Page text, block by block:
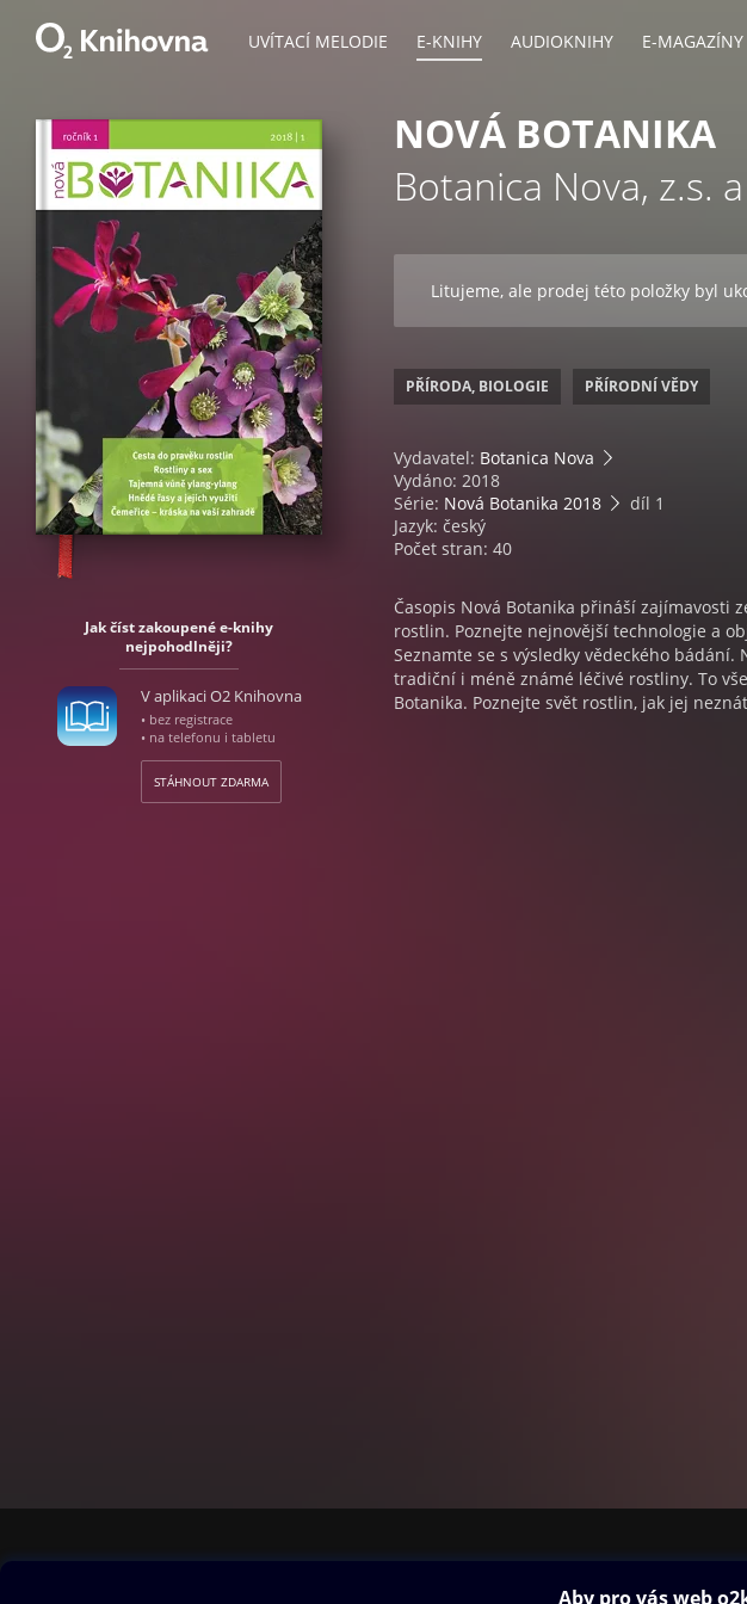
UVÍTACÍ MELODIE E-KNIHY AUDIOKNIHY E-MAGAZÍNY
Jak číst zakoupené e-knihy
nejpohodlněji?
V aplikaci O2 Knihovna
• bez registrace
• na telefonu i tabletu
STÁHNOUT ZDARMA
NOVÁ BOTANIKA
Botanica Nova, z.s.
Litujeme, ale prodej této položky byl
PŘÍRODA, BIOLOGIE PŘÍRODNÍ VĚDY
Vydavatel: Botanica Nova
Vydáno: 2018
Série: Nová Botanika 2018
díl 1
Jazyk: český
Počet stran: 40
Časopis Nová Botanika přináší zajímavosti
rostlin. Poznejte nejnovější technologie a
Seznamte se s výsledky vědeckého
tradiční i méně známé léčivé rostliny. To
Botanika. Poznejte svět rostlin, jak jej